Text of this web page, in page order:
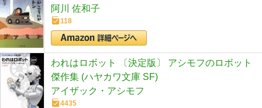
阿川 佐和子
118
われはロボット 〔決定版〕 アシモフのロボット
傑作集 (ハヤカワ文庫 SF)
アイザック・アシモフ
4435